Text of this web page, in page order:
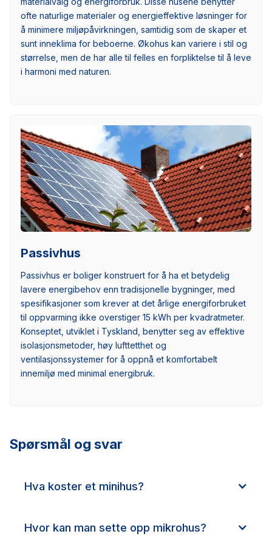
ofte naturlige materialer og energieffektive løsninger for
å minimere miljøpåvirkningen, samtidig som de skaper et
sunt inneklima for beboerne. Økohus kan variere i stil og
størrelse, men de har alle til felles en forpliktelse til å leve
i harmoni med naturen.
Passivhus
Passivhus er boliger konstruert for å ha et betydelig
lavere energibehov enn tradisjonelle bygninger, med
spesifikasjoner som krever at det årlige energiforbruket
til oppvarming ikke overstiger 15 kWh per kvadratmeter.
Konseptet, utviklet i Tyskland, benytter seg av effektive
isolasjonsmetoder, høy lufttetthet og
ventilasjonssystemer for å oppnå et komfortabelt
innemiljø med minimal energibruk.
Spørsmål og svar
Hva koster et minihus?
Hvor kan man sette opp mikrohus?